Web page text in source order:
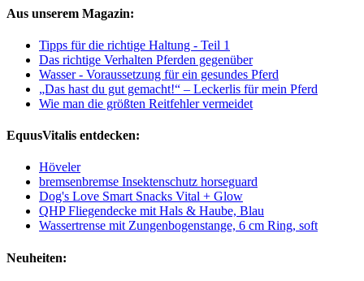
Aus unserem Magazin:
Tipps für die richtige Haltung - Teil 1
Das richtige Verhalten Pferden gegenüber
Wasser - Voraussetzung für ein gesundes Pferd
„Das hast du gut gemacht!“ – Leckerlis für mein Pferd
Wie man die größten Reitfehler vermeidet
EquusVitalis entdecken:
Höveler
bremsenbremse Insektenschutz horseguard
Dog's Love Smart Snacks Vital + Glow
QHP Fliegendecke mit Hals & Haube, Blau
Wassertrense mit Zungenbogenstange, 6 cm Ring, soft
Neuheiten: